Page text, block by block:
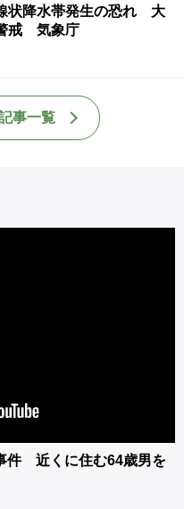
状降水帯発生の恐れ 大
戒 気象庁
事一覧
件 近くに住む64歳男を